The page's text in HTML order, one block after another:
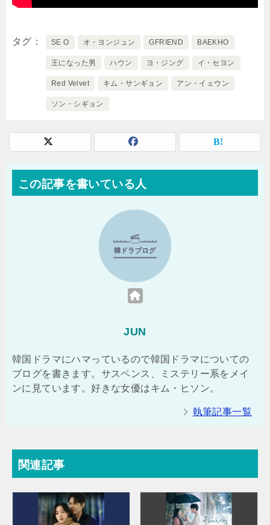
タグ SE O オ・ヨンジュン GFRIEND BAEKHO
王になった男 ハウン ヨ・ジング イ・セヨン
Red Velvet キム・サンギョン アン・イェウン
ソン・シギョン
この記事を書いている人
JUN
韓国ドラマにハマっているので韓国ドラマについての
ブログを書きます。サスペンス、ミステリー系をメイ
ンに見ています。好きな女優はキム・ヒソン。
執筆記事一覧
関連記事